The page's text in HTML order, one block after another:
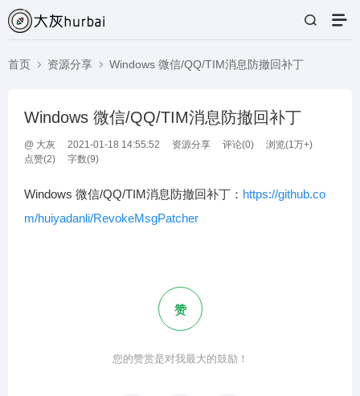
首页 资源分享 Windows 微信/QQ/TIM消息防撤回补丁
Windows 微信/QQ/TIM消息防撤回补丁
@ 大灰 2021-01-18 14:55:52 资源分享 评论(0)
浏览(1万+)
点赞(2) 字数(9)
Windows 微信/QQ/TIM消息防撤回补丁： https://github.co
m/huiyadanli/RevokeMsgPatcher
赞
您的赞赏是对我最大的鼓励！